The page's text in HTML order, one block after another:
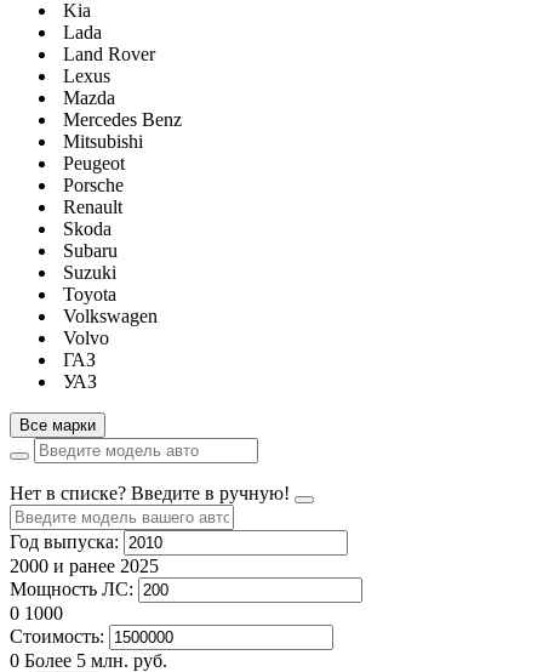
Kia
Lada
Land Rover
Lexus
Mazda
Mercedes Benz
Mitsubishi
Peugeot
Porsche
Renault
Skoda
Subaru
Suzuki
Toyota
Volkswagen
Volvo
ГАЗ
УАЗ
Все марки
Нет в списке? Введите в ручную!
Год выпуска:
2000 и ранее 2025
Мощность ЛС:
0 1000
Стоимость:
0 Более 5 млн. руб.